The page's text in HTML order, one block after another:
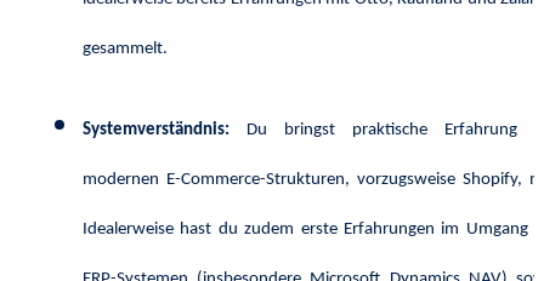
gesammelt.
Systemverständnis: Du bringst praktische Erfahrung
modernen E-Commerce-Strukturen, vorzugsweise Shopify,
Idealerweise hast du zudem erste Erfahrungen im Umgang